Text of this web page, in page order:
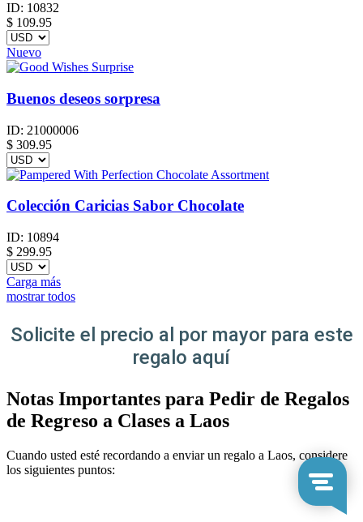
ID: 10832
$ 109.95
Nuevo
Buenos deseos sorpresa
ID: 21000006
$ 309.95
Colección Caricias Sabor Chocolate
ID: 10894
$ 299.95
Carga más
mostrar todos
Solicite el precio al por mayor para este
regalo aquí
Notas Importantes para Pedir de Regalos
de Regreso a Clases a Laos
Cuando usted esté recordando a enviar un regalo a Laos, considere
los siguientes puntos: